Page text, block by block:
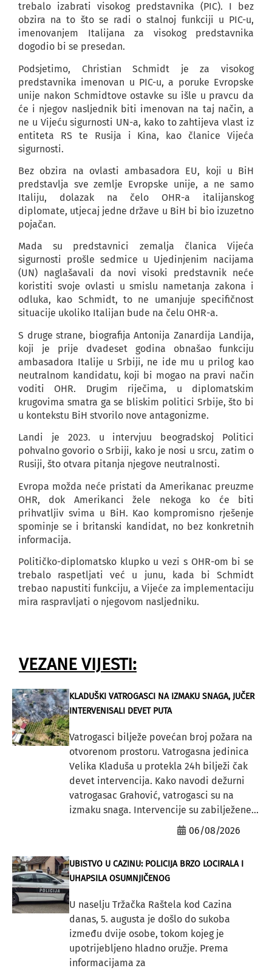
trebalo izabrati visokog predstavnika (PIC). I bez
obzira na to što se radi o stalnoj funkciji u PIC-u,
imenovanjem Italijana za visokog predstavnika
dogodio bi se presedan.
Podsjetimo, Christian Schmidt je za visokog
predstavnika imenovan u PIC-u, a poruke Evropske
unije nakon Schmidtove ostavke su išle u pravcu da
će i njegov nasljednik biti imenovan na taj način, a
ne u Vijeću sigurnosti UN-a, kako to zahtijeva vlast iz
entiteta RS te Rusija i Kina, kao članice Vijeća
sigurnosti.
Bez obzira na ovlasti ambasadora EU, koji u BiH
predstavlja sve zemlje Evropske unije, a ne samo
Italiju, dolazak na čelo OHR-a italijanskog
diplomate, utjecaj jedne države u BiH bi bio izuzetno
pojačan.
Mada su predstavnici zemalja članica Vijeća
sigurnosti prošle sedmice u Ujedinjenim nacijama
(UN) naglašavali da novi visoki predstavnik neće
koristiti svoje ovlasti u smislu nametanja zakona i
odluka, kao Schmidt, to ne umanjuje specifičnost
situacije ukoliko Italijan bude na čelu OHR-a.
S druge strane, biografija Antonija Zanardija Landija,
koji je prije dvadeset godina obnašao funkciju
ambasadora Italije u Srbiji, ne ide mu u prilog kao
neutralnom kandidatu, koji bi mogao na pravi način
voditi OHR. Drugim riječima, u diplomatskim
krugovima smatra ga se bliskim politici Srbije, što bi
u kontekstu BiH stvorilo nove antagonizme.
Landi je 2023. u intervjuu beogradskoj Politici
pohvalno govorio o Srbiji, kako je nosi u srcu, zatim o
Rusiji, što otvara pitanja njegove neutralnosti.
Evropa možda neće pristati da Amerikanac preuzme
OHR, dok Amerikanci žele nekoga ko će biti
prihvatljiv svima u BiH. Kao kompromisno rješenje
spominje se i britanski kandidat, no bez konkretnih
informacija.
Političko-diplomatsko klupko u vezi s OHR-om bi se
trebalo raspetljati već u junu, kada bi Schmidt
trebao napustiti funkciju, a Vijeće za implementaciju
mira raspravljati o njegovom nasljedniku.
VEZANE VIJESTI:
KLADUŠKI VATROGASCI NA IZMAKU SNAGA, JUČER
INTERVENISALI DEVET PUTA
Vatrogasci bilježe povećan broj požara na
otvorenom prostoru. Vatrogasna jedinica
Velika Kladuša u protekla 24h bilježi čak
devet intervencija. Kako navodi dežurni
vatrogasac Grahović, vatrogasci su na
izmaku snaga. Intervencije su zabilježene...
06/08/2026
UBISTVO U CAZINU: POLICIJA BRZO LOCIRALA I
UHAPSILA OSUMNJIČENOG
U naselju Tržačka Raštela kod Cazina
danas, 5. augusta je došlo do sukoba
između dvije osobe, tokom kojeg je
upotrijebljeno hladno oružje. Prema
informacijama za